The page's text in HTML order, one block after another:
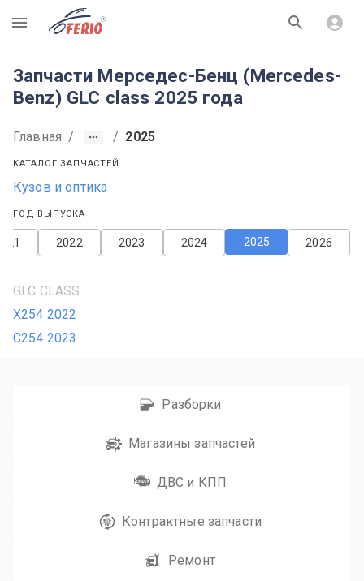
R
Запчасти Мерседес-Бенц (Mercedes-
Benz) GLC class 2025 года
Главная / / 2025
КАТАЛОГ ЗАПЧАСТЕЙ
Кузов и оптика
ГОД ВЫПУСКА
2026
2025
2024
2023
2022
GLC CLASS
X254 2022
C254 2023
Разборки
Магазины запчастей
ДВС и КПП
Контрактные запчасти
Ремонт